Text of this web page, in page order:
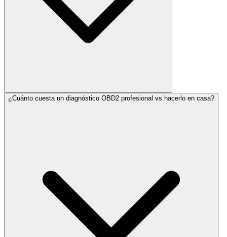
¿Cuánto cuesta un diagnóstico OBD2 profesional vs hacerlo en casa?